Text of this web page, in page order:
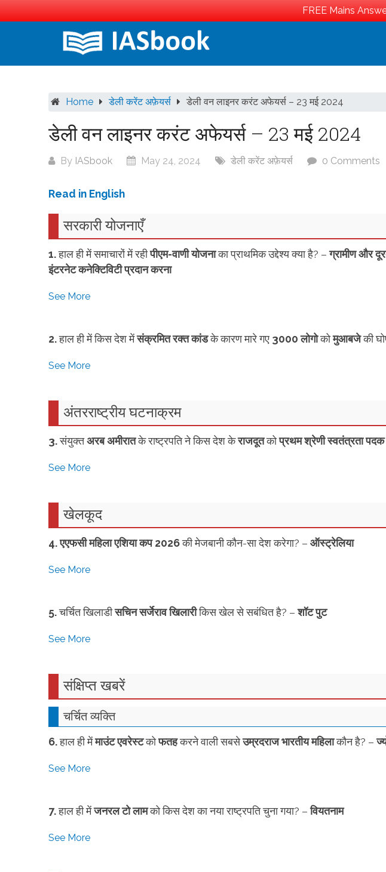
FREE Mains
Home डेली करेंट अफ़ेयर्स डेली वन लाइनर करंट अफेयर्स – 23 मई 2024
डेली वन लाइनर करंट अफेयर्स – 23 मई 2024
By IASbook May 24, 2024 डेली करेंट अफ़ेयर्स 0 Comments
Read in English
सरकारीयोजनाएँ
1.हाल ही में समाचारों में रहीपीएम-वाणी योजनाका प्राथमिक उद्देश्य क्या है? –ग्रामीण और
इंटरनेट कनेक्टिविटी प्रदान करना
See More
2.हाल ही में किस देश मेंसंक्रमित रक्त कांडके कारण मारे गए 3000 लोगोकोमुआबजेकी
See More
अंतरराष्ट्रीय घटनाक्रम
3.संयुक्तअरब अमीरातके राष्ट्रपति ने किस देश केराजदूतकोप्रथम श्रेणी स्वतंत्रता पदक
See More
खेलकूद
4. एएफसी महिला एशिया कप 2026की मेजबानी कौन-सा देश करेगा? – ऑस्ट्रेलिया
See More
5.चर्चित खिलाडीसचिन सर्जेराव खिलारीकिस खेल से सबंधित है? –शॉट पुट
See More
संक्षिप्त खबरें
‎चर्चित व्यक्ति
6.हाल ही मेंमाउंट एवरेस्टकोफतहकरने वाली सबसेउम्रदराज भारतीय महिलाकौन है? –
See More
7.हाल ही मेंजनरल टो लामको किस देश का नया राष्ट्रपति चुना गया? –वियतनाम
See More